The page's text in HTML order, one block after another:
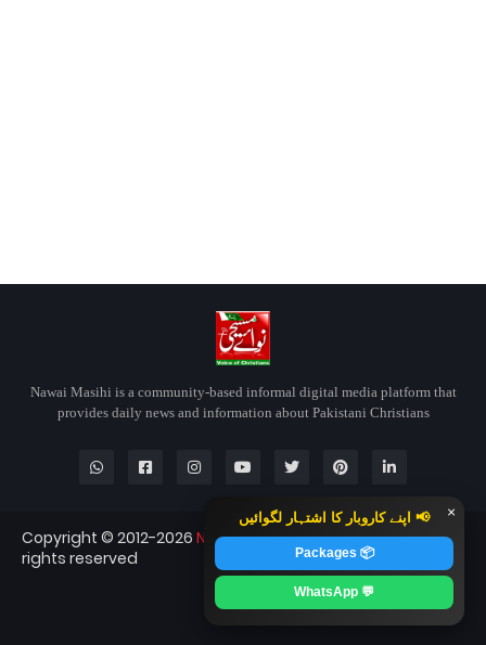
× 📢 اپنے کاروبار کا اشتہار لگوائیں
📦 Packages
💬 WhatsApp
Nawai Masihi is a community-based informal digital media platform that
provides daily news and information about Pakistani Christians
Copyright © 2012-2026 Nawai MasihiNawai Masihi — All
rights reserved
Blogger Templates CopyBloggerThemes.com
Home
About
Contact